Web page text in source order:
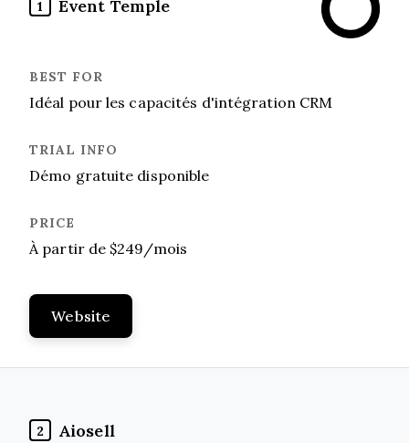
1 Event Temple
Idéal pour les capacités d'intégration CRM
Démo gratuite disponible
À partir de $249/mois
Website
2 Aiosell